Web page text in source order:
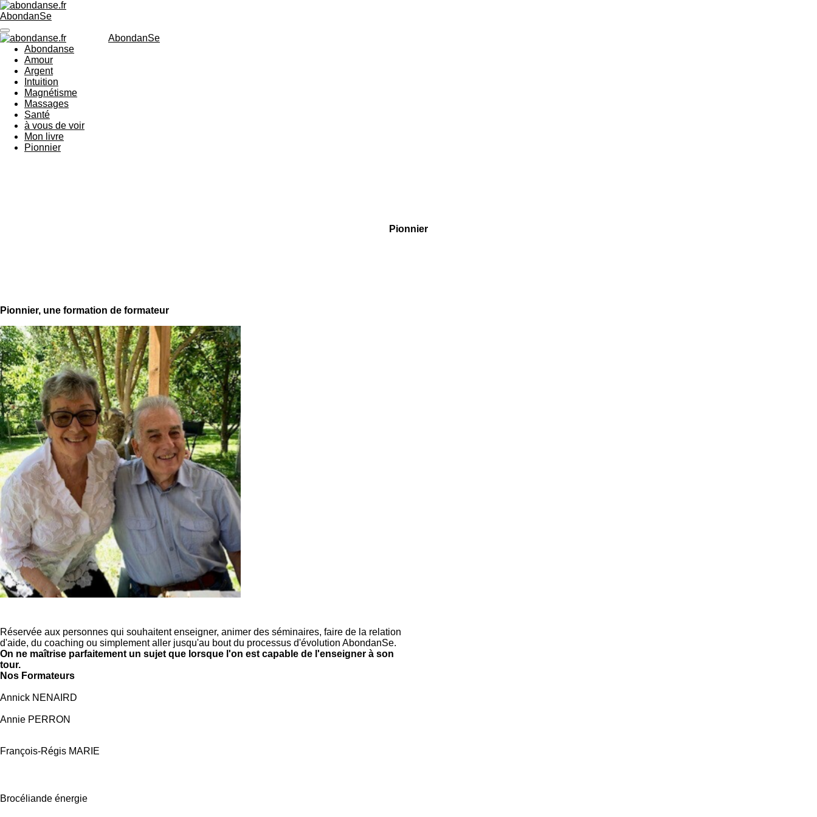
Passer
au
contenu
principal
AbondanSe
AbondanSe
Abondanse
Amour
Argent
Intuition
Magnétisme
Massages
Santé
à vous de voir
Mon livre
Pionnier
Pionnier
Pionnier, une formation de formateur
Réservée aux personnes qui souhaitent enseigner, animer des séminaires, faire de la relation
d'aide, du coaching ou simplement aller jusqu'au bout du processus d'évolution AbondanSe.
On ne maîtrise parfaitement un sujet que lorsque l'on est capable de l'enseigner à son
tour.
Nos Formateurs
Annick NENAIRD
Annie PERRON
François-Régis MARIE
Brocéliande énergie